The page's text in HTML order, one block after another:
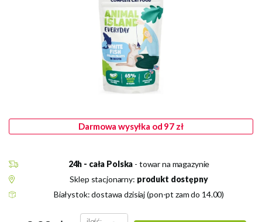
Darmowa wysyłka od 97 zł
24h - cała Polska - towar na magazynie
Sklep stacjonarny: produkt dostępny
Białystok: dostawa dzisiaj (pon-pt zam do 14.00)